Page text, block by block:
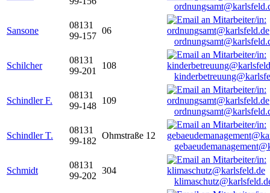
Sansone
08131
99-157
06
Schilcher
08131
99-201
108
Schindler F.
08131
99-148
109
Schindler T.
08131
99-182
Ohmstraße 12
Schmidt
08131
99-202
304